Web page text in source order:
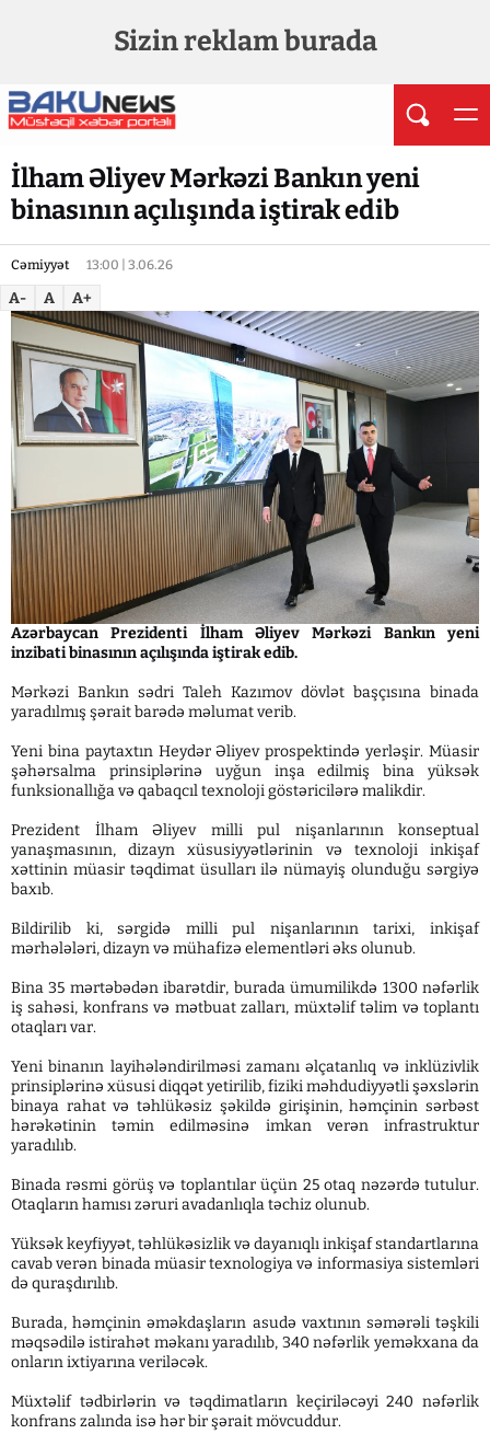
Sizin reklam burada
İlham Əliyev Mərkəzi Bankın yeni
binasının açılışında iştirak edib
Cəmiyyət 13:00 | 3.06.26
A- A A+
Azərbaycan Prezidenti İlham Əliyev Mərkəzi Bankın yeni
inzibati binasının açılışında iştirak edib.
Mərkəzi Bankın sədri Taleh Kazımov dövlət başçısına binada
yaradılmış şərait barədə məlumat verib.
Yeni bina paytaxtın Heydər Əliyev prospektində yerləşir. Müasir
şəhərsalma prinsiplərinə uyğun inşa edilmiş bina yüksək
funksionallığa və qabaqcıl texnoloji göstəricilərə malikdir.
Prezident İlham Əliyev milli pul nişanlarının konseptual
yanaşmasının, dizayn xüsusiyyətlərinin və texnoloji inkişaf
xəttinin müasir təqdimat üsulları ilə nümayiş olunduğu sərgiyə
baxıb.
Bildirilib ki, sərgidə milli pul nişanlarının tarixi, inkişaf
mərhələləri, dizayn və mühafizə elementləri əks olunub.
Bina 35 mərtəbədən ibarətdir, burada ümumilikdə 1300 nəfərlik
iş sahəsi, konfrans və mətbuat zalları, müxtəlif təlim və toplantı
otaqları var.
Yeni binanın layihələndirilməsi zamanı əlçatanlıq və inklüzivlik
prinsiplərinə xüsusi diqqət yetirilib, fiziki məhdudiyyətli şəxslərin
binaya rahat və təhlükəsiz şəkildə girişinin, həmçinin sərbəst
hərəkətinin təmin edilməsinə imkan verən infrastruktur
yaradılıb.
Binada rəsmi görüş və toplantılar üçün 25 otaq nəzərdə tutulur.
Otaqların hamısı zəruri avadanlıqla təchiz olunub.
Yüksək keyfiyyət, təhlükəsizlik və dayanıqlı inkişaf standartlarına
cavab verən binada müasir texnologiya və informasiya sistemləri
də quraşdırılıb.
Burada, həmçinin əməkdaşların asudə vaxtının səmərəli təşkili
məqsədilə istirahət məkanı yaradılıb, 340 nəfərlik yeməkxana da
onların ixtiyarına veriləcək.
Müxtəlif tədbirlərin və təqdimatların keçiriləcəyi 240 nəfərlik
konfrans zalında isə hər bir şərait mövcuddur.